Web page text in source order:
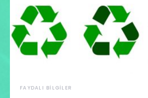
FAYDALI BILGILER